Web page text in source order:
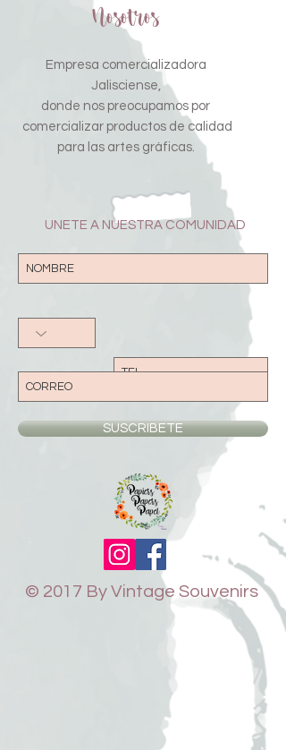
Nosotros
Empresa comercializadora
Jalisciense,
donde nos preocupamos por
comercializar productos de calidad
para las artes gráficas.
UNETE A NUESTRA COMUNIDAD
SUSCRIBETE
© 2017 By Vintage Souvenirs